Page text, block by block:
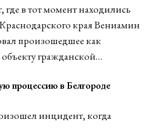
где в тот момент находились
края Вениамин
произошедшее как
гражданской…
процессию в Белгороде
инцидент, когда